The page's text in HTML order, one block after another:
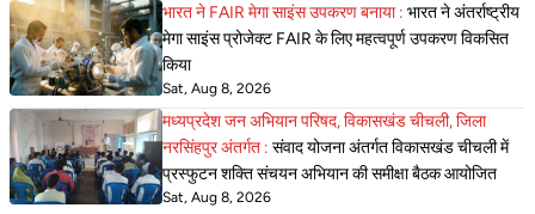
भारत ने FAIR मेगा साइंस उपकरण बनाया : भारत ने अंतर्राष्ट्रीय
मेगा साइंस प्रोजेक्ट FAIR के लिए महत्वपूर्ण उपकरण विकसित
किया
Sat, Aug 8, 2026
मध्यप्रदेश जन अभियान परिषद, विकासखंड चीचली, जिला
नरसिंहपुर अंतर्गत : संवाद योजना अंतर्गत विकासखंड चीचली में
प्रस्फुटन शक्ति संचयन अभियान की समीक्षा बैठक आयोजित
Sat, Aug 8, 2026